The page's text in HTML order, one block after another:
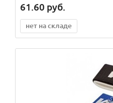
61.60 руб.
нет на складе